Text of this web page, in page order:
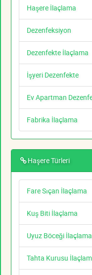
Haşere İlaçlama
Dezenfeksiyon
Dezenfekte İlaçlama
İşyeri Dezenfekte
Ev Apartman
Fabrika İlaçlama
Haşere Türleri
Fare Sıçan İlaçlama
Kuş Biti İlaçlama
Uyuz Böceği İlaçlama
Tahta Kurusu